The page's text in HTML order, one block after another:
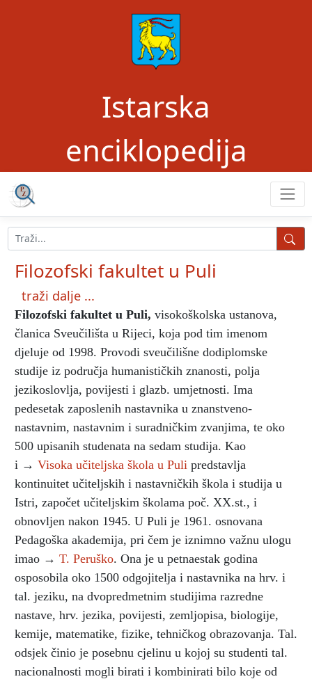
Istarska
enciklopedija
Filozofski fakultet u Puli
traži dalje ...
Filozofski fakultet u Puli, visokoškolska ustanova,
članica Sveučilišta u Rijeci, koja pod tim imenom
djeluje od 1998. Provodi sveučilišne dodiplomske
studije iz područja humanističkih znanosti, polja
jezikoslovlja, povijesti i glazb. umjetnosti. Ima
pedesetak zaposlenih nastavnika u znanstveno-
nastavnim, nastavnim i suradničkim zvanjima, te oko
500 upisanih studenata na sedam studija. Kao
i → Visoka učiteljska škola u Puli predstavlja
kontinuitet učiteljskih i nastavničkih škola i studija u
Istri, započet učiteljskim školama poč. XX.st., i
obnovljen nakon 1945. U Puli je 1961. osnovana
Pedagoška akademija, pri čem je iznimno važnu ulogu
imao → T. Peruško. Ona je u petnaestak godina
osposobila oko 1500 odgojitelja i nastavnika na hrv. i
tal. jeziku, na dvopredmetnim studijima razredne
nastave, hrv. jezika, povijesti, zemljopisa, biologije,
kemije, matematike, fizike, tehničkog obrazovanja. Tal.
odsjek činio je posebnu cjelinu u kojoj su studenti tal.
nacionalnosti mogli birati i kombinirati bilo koje od